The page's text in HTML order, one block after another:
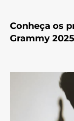
Conheça os
Grammy 2025